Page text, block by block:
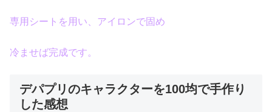
専用シートを用い、アイロンで固め
冷ませば完成です。
デパプリのキャラクターを100均で手作り
した感想